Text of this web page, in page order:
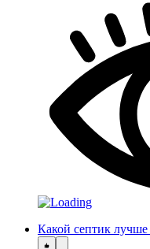
Какой септик